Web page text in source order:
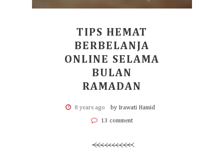
TIPS HEMAT
BERBELANJA
ONLINE SELAMA
BULAN
RAMADAN
8 years ago by Irawati Hamid
13 comment